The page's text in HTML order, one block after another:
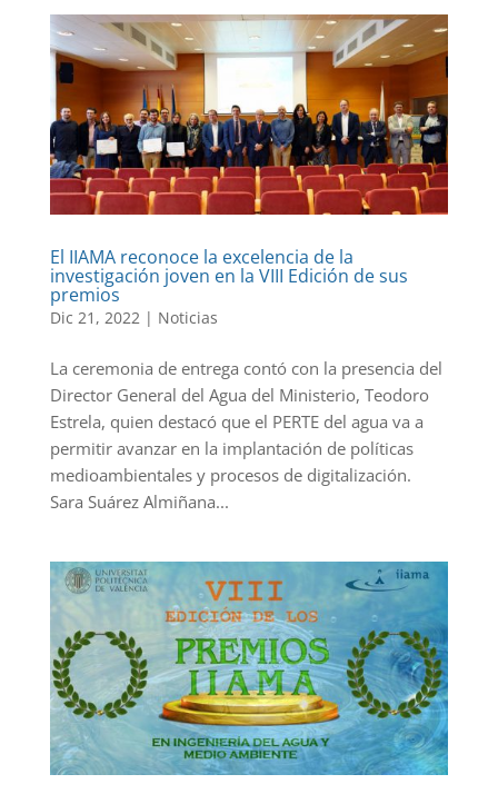
El IIAMA reconoce la excelencia de la
investigación joven en la VIII Edición de sus
premios
Dic 21, 2022| Noticias
La ceremonia de entrega contó con la presencia del
Director General del Agua del Ministerio, Teodoro
Estrela, quien destacó que el PERTE del agua va a
permitir avanzar en la implantación de políticas
medioambientales y procesos de digitalización.
Sara Suárez Almiñana...